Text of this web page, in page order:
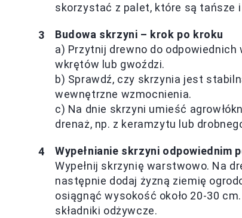
skorzystać z palet, które są tańsze
Budowa skrzyni – krok po kroku
a) Przytnij drewno do odpowiednich
wkrętów lub gwoździ.
b) Sprawdź, czy skrzynia jest
wewnętrzne wzmocnienia.
c) Na dnie skrzyni umieść
drenaż, np. z keramzytu lub
Wypełnianie skrzyni odpowiednim
Wypełnij skrzynię warstwowo. Na
następnie dodaj żyzną ziemię
osiągnąć wysokość około 20-30
składniki odżywcze.